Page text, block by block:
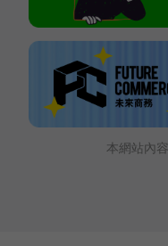
本網站內